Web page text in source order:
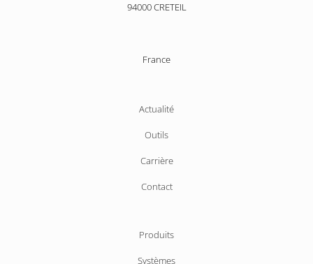
94000 CRETEIL
France
Aller
au
contenu
Actualité
Outils
Carrière
Contact
Produits
Systèmes